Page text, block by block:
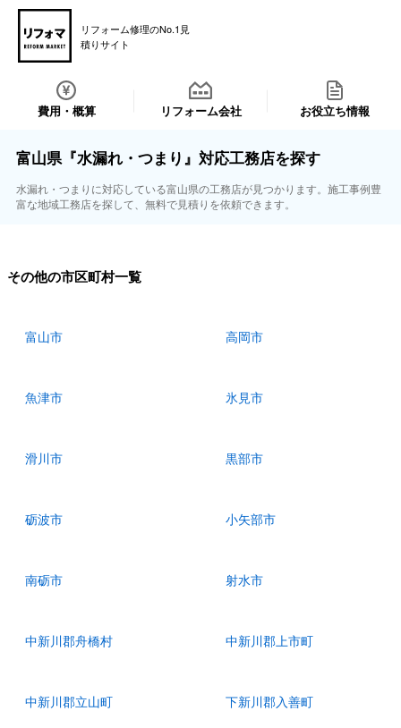
リフォーム修理のNo.1見
積りサイト
費用・概算 リフォーム会社 お役立ち情報
富山県『水漏れ・つまり』対応工務店を探す
水漏れ・つまりに対応している富山県の工務店が見つかります。施工事例豊
富な地域工務店を探して、無料で見積りを依頼できます。
その他の市区町村一覧
富山市 高岡市
魚津市 氷見市
滑川市 黒部市
砺波市 小矢部市
南砺市 射水市
中新川郡舟橋村 中新川郡上市町
中新川郡立山町 下新川郡入善町